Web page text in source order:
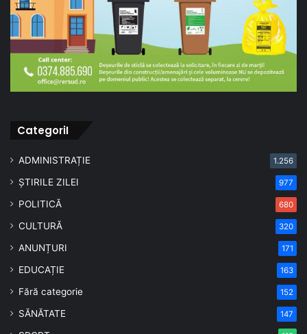
CategoriI
ADMINISTRAȚIE 1.256
ȘTIRILE ZILEI 977
POLITICĂ 680
CULTURĂ 320
ANUNȚURI 171
EDUCAȚIE 163
Fără categorie 152
SĂNĂTATE 147